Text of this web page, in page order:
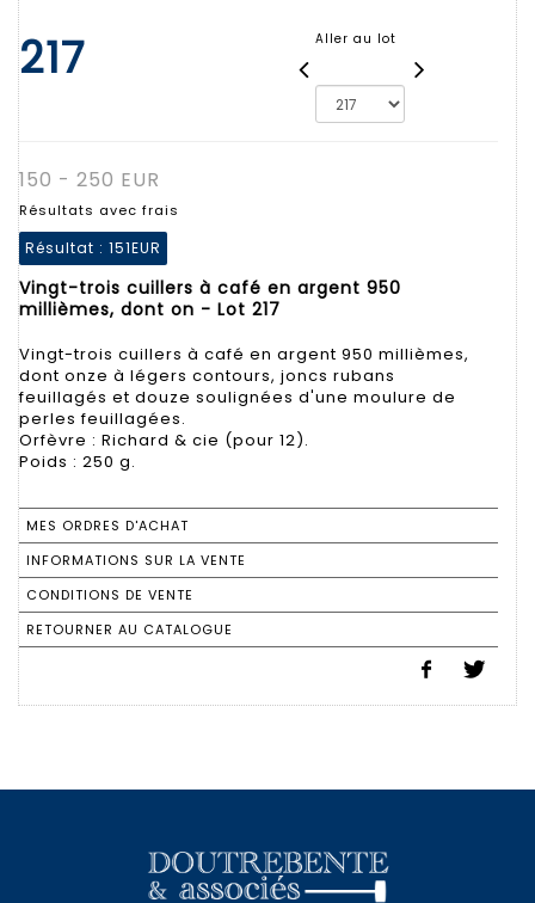
217 Aller au lot
150 - 250 EUR
Résultats avec frais
Résultat : 151EUR
Vingt-trois cuillers à café en argent 950
millièmes, dont on - Lot 217
Vingt-trois cuillers à café en argent 950 millièmes,
dont onze à légers contours, joncs rubans
feuillagés et douze soulignées d'une moulure de
perles feuillagées.
Orfèvre : Richard & cie (pour 12).
Poids : 250 g.
MES ORDRES D'ACHAT
INFORMATIONS SUR LA VENTE
CONDITIONS DE VENTE
RETOURNER AU CATALOGUE